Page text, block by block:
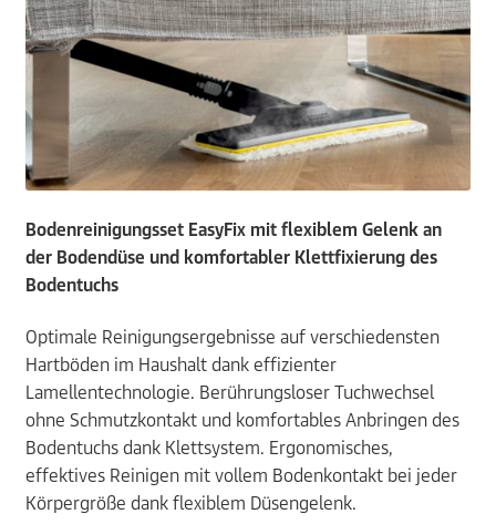
Bodenreinigungsset EasyFix mit flexiblem Gelenk an
der Bodendüse und komfortabler Klettfixierung des
Bodentuchs
Optimale Reinigungsergebnisse auf verschiedensten
Hartböden im Haushalt dank effizienter
Lamellentechnologie. Berührungsloser Tuchwechsel
ohne Schmutzkontakt und komfortables Anbringen des
Bodentuchs dank Klettsystem. Ergonomisches,
effektives Reinigen mit vollem Bodenkontakt bei jeder
Körpergröße dank flexiblem Düsengelenk.